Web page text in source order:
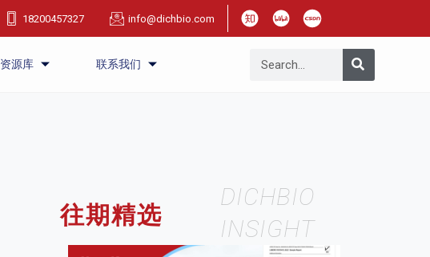
18200457327 info@dichbio.com
资源库 联系我们
往期精选
DICHBIO
INSIGHT